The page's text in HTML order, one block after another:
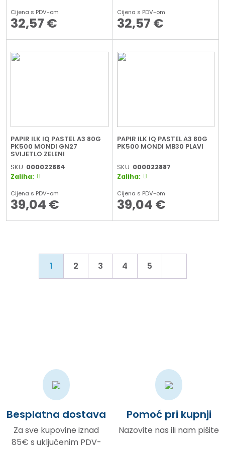
Cijena s PDV-om
32,57 €
Cijena s PDV-om
32,57 €
PAPIR ILK IQ PASTEL A3 80G
PK500 MONDI GN27
SVIJETLO ZELENI
SKU: 000022884
Zaliha:
Cijena s PDV-om
39,04 €
PAPIR ILK IQ PASTEL A3 80G
PK500 MONDI MB30 PLAVI
SKU: 000022887
Zaliha:
Cijena s PDV-om
39,04 €
1 2 3 4 5
Besplatna dostava
Za sve kupovine iznad
85€ s uključenim PDV-
Pomoć pri kupnji
Nazovite nas ili nam pišite